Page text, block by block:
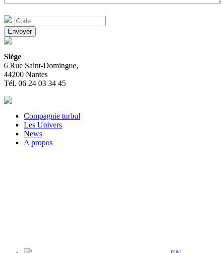
Siège
6 Rue Saint-Domingue,
44200 Nantes
Tél. 06 24 03 34 45
Compagnie turbul
Les Univers
News
A propos